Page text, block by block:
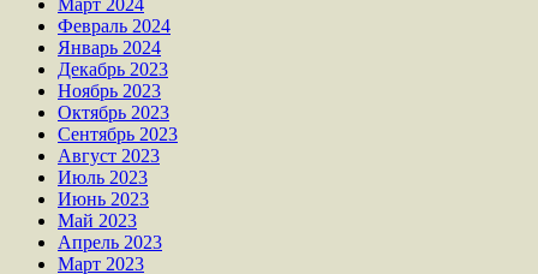
Февраль 2024
Январь 2024
Декабрь 2023
Ноябрь 2023
Октябрь 2023
Сентябрь 2023
Август 2023
Июль 2023
Июнь 2023
Май 2023
Апрель 2023
Март 2023